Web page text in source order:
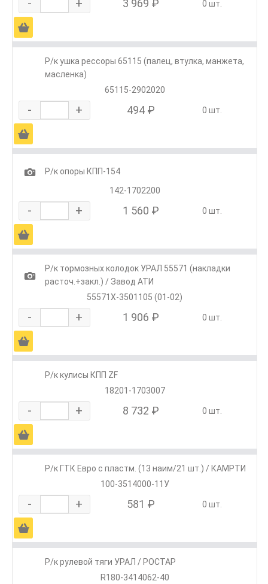
- + 3 969 ₽ 0 шт.
Ä
Р/к ушка рессоры 65115 (палец, втулка, манжета,
масленка)
65115-2902020
- + 494 ₽ 0 шт.
Ä
1
Р/к опоры КПП-154
142-1702200
- + 1 560 ₽ 0 шт.
Ä
1
Р/к тормозных колодок УРАЛ 55571 (накладки
расточ.+закл.) / Завод АТИ
55571Х-3501105 (01-02)
- + 1 906 ₽ 0 шт.
Ä
Р/к кулисы КПП ZF
18201-1703007
- + 8 732 ₽ 0 шт.
Ä
Р/к ГТК Евро с пластм. (13 наим/21 шт.) / КАМРТИ
100-3514000-11У
- + 581 ₽ 0 шт.
Ä
Р/к рулевой тяги УРАЛ / РОСТАР
R180-3414062-40